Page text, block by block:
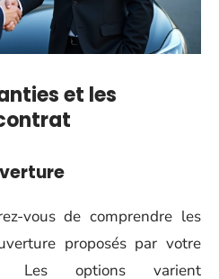
et les
vous de comprendre les
proposés par votre
Les options varient